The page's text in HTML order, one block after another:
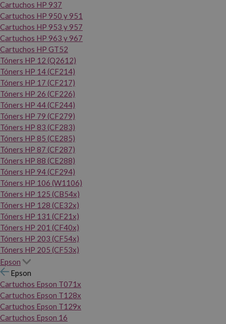
Cartuchos HP 937
Cartuchos HP 950 y 951
Cartuchos HP 953 y 957
Cartuchos HP 963 y 967
Cartuchos HP GT52
Tóners HP 12 (Q2612)
Tóners HP 14 (CF214)
Tóners HP 17 (CF217)
Tóners HP 26 (CF226)
Tóners HP 44 (CF244)
Tóners HP 79 (CF279)
Tóners HP 83 (CF283)
Tóners HP 85 (CE285)
Tóners HP 87 (CF287)
Tóners HP 88 (CE288)
Tóners HP 94 (CF294)
Tóners HP 106 (W1106)
Tóners HP 125 (CB54x)
Tóners HP 128 (CE32x)
Tóners HP 131 (CF21x)
Tóners HP 201 (CF40x)
Tóners HP 203 (CF54x)
Tóners HP 205 (CF53x)
Epson
Epson
Cartuchos Epson T071x
Cartuchos Epson T128x
Cartuchos Epson T129x
Cartuchos Epson 16